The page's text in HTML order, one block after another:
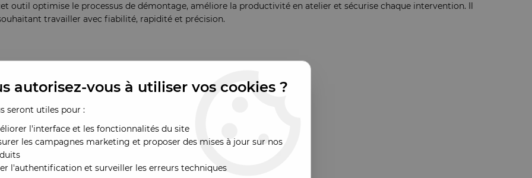
outil optimise le processus de démontage, améliore la productivité en atelier et sécurise chaque intervention. Il
travailler avec fiabilité, rapidité et précision.
précis de la carte mère
excessive
etc.)
autorisez-vous à utiliser vos cookies ?
seront utiles pour :
l'interface et les fonctionnalités du site
les campagnes marketing et proposer des mises à jour sur nos
l'authentification et surveiller les erreurs techniques